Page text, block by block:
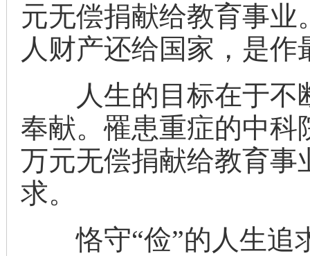
元无偿捐献给教育事业
人财产还给国家，是作
人生的目标在于不
奉献。罹患重症的中科
万元无偿捐献给教育事
求。
恪守“俭”的人生追